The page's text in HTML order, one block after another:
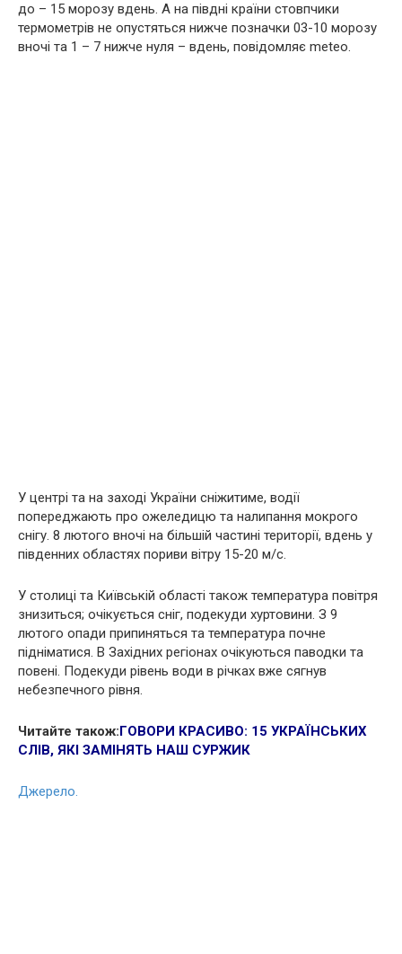
до – 15 морозу вдень. А на півдні країни стовпчики
термометрів не опустяться нижче позначки 03-10 морозу
вночі та 1 – 7 нижче нуля – вдень, повідомляє meteo.
У центрі та на заході України сніжитиме, водії
попереджають про ожеледицю та налипання мокрого
снігу. 8 лютого вночі на більшій частині території, вдень у
південних областях пориви вітру 15-20 м/с.
У столиці та Київській області також температура повітря
знизиться; очікується сніг, подекуди хуртовини. З 9
лютого опади припиняться та температура почне
підніматися. В Західних регіонах очікуються паводки та
повені. Подекуди рівень води в річках вже сягнув
небезпечного рівня.
Читайте також: ГОВОРИ КРАСИВО: 15 УКРАЇНСЬКИХ
СЛІВ, ЯКІ ЗАМІНЯТЬ НАШ СУРЖИК
Джерело.